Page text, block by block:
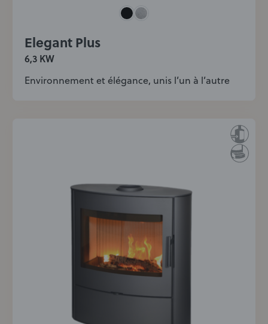
Elegant Plus
6,3 KW
Environnement et élégance, unis l’un à l’autre